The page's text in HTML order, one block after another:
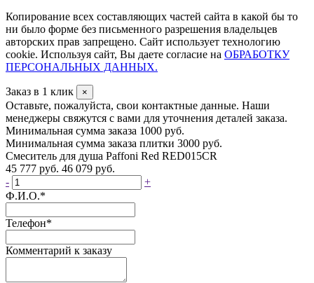
Копирование всех составляющих частей сайта в какой бы то
ни было форме без письменного разрешения владельцев
авторских прав запрещено. Сайт использует технологию
cookie. Используя сайт, Вы даете согласие на ОБРАБОТКУ
ПЕРСОНАЛЬНЫХ ДАННЫХ.
Заказ в 1 клик ×
Оставьте, пожалуйста, свои контактные данные. Наши
менеджеры свяжутся с вами для уточнения деталей заказа.
Минимальная сумма заказа 1000 руб.
Минимальная сумма заказа плитки 3000 руб.
Смеситель для душа Paffoni Red RED015CR
45 777 руб. 46 079 руб.
-
+
Ф.И.О.*
Телефон*
Комментарий к заказу